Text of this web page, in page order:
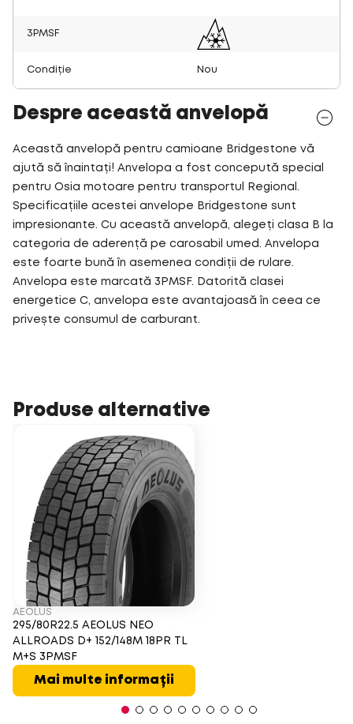
3PMSF
Condiție Nou
Despre această anvelopă
Această anvelopă pentru camioane Bridgestone vă
ajută să înaintați! Anvelopa a fost concepută special
pentru Osia motoare pentru transportul Regional.
Specificațiile acestei anvelope Bridgestone sunt
impresionante. Cu această anvelopă, alegeți clasa B la
categoria de aderență pe carosabil umed. Anvelopa
este foarte bună în asemenea condiții de rulare.
Anvelopa este marcată 3PMSF. Datorită clasei
energetice C, anvelopa este avantajoasă în ceea ce
privește consumul de carburant.
Produse alternative
AEOLUS
295/80R22.5 AEOLUS NEO
ALLROADS D+ 152/148M 18PR TL
M+S 3PMSF
Mai multe informații